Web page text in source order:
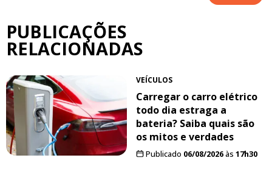
PUBLICAÇÕES
RELACIONADAS
VEÍCULOS
Carregar o carro elétrico
todo dia estraga a
bateria? Saiba quais são
os mitos e verdades
Publicado 06/08/2026às 17h30